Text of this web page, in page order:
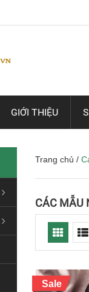
GIỚI THIỆU
Trang chủ /
CÁC MẪU
Sale